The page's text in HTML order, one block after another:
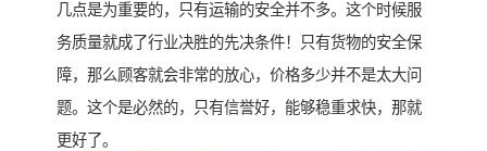
几点是为重要的，只有运输的安全并不多。这个时候服
务质量就成了行业决胜的先决条件！只有货物的安全保
障，那么顾客就会非常的放心，价格多少并不是太大问
题。这个是必然的，只有信誉好，能够稳重求快，那就
更好了。